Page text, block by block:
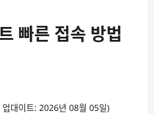
빠른 접속 방법
대이트: 2026년 08월 05일)